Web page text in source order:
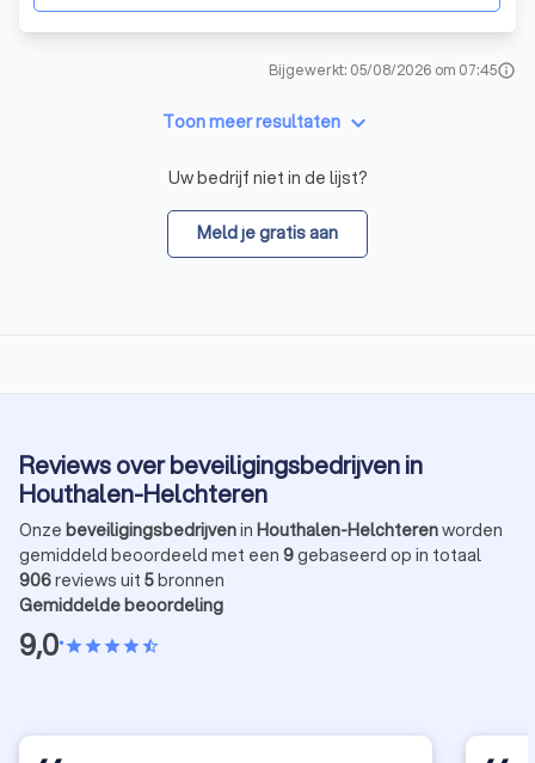
Bijgewerkt: 05/08/2026 om 07:45info
Toon meer resultaten keyboard_arrow_down
Uw bedrijf niet in de lijst?
Meld je gratis aan
Reviews over beveiligingsbedrijven in
Houthalen-Helchteren
Onze beveiligingsbedrijvenin Houthalen-Helchterenworden
gemiddeld beoordeeld met een 9gebaseerd op in totaal
906reviews uit 5bronnen
Gemiddelde beoordeling
9,0•starstarstarstarstar_half